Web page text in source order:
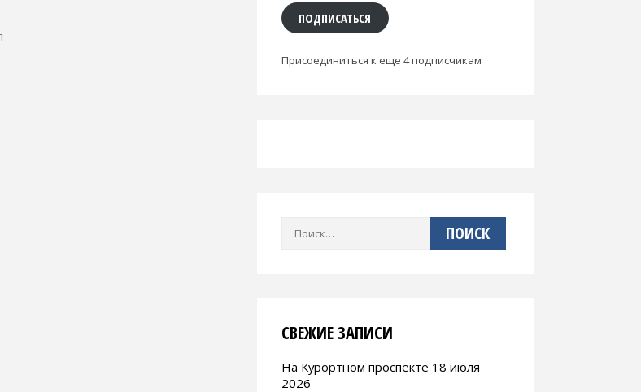
ПОДПИСАТЬСЯ
Присоединиться к еще 4 подписчикам
СВЕЖИЕ ЗАПИСИ
На Курортном проспекте 18 июля
2026